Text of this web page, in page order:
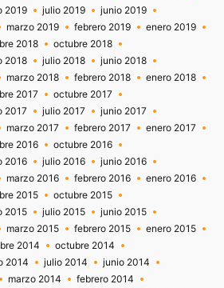
2019 julio 2019
junio 2019
marzo 2019 febrero 2019
enero 2019
2018
octubre 2018
2018 julio 2018
junio 2018
marzo 2018 febrero 2018
enero 2018
2017
octubre 2017
2017 julio 2017
junio 2017
marzo 2017 febrero 2017
enero 2017
2016
octubre 2016
2016 julio 2016
junio 2016
marzo 2016 febrero 2016
enero 2016
2015
octubre 2015
2015 julio 2015
junio 2015
marzo 2015 febrero 2015
enero 2015
2014
octubre 2014
2014 julio 2014
junio 2014
marzo 2014
febrero 2014